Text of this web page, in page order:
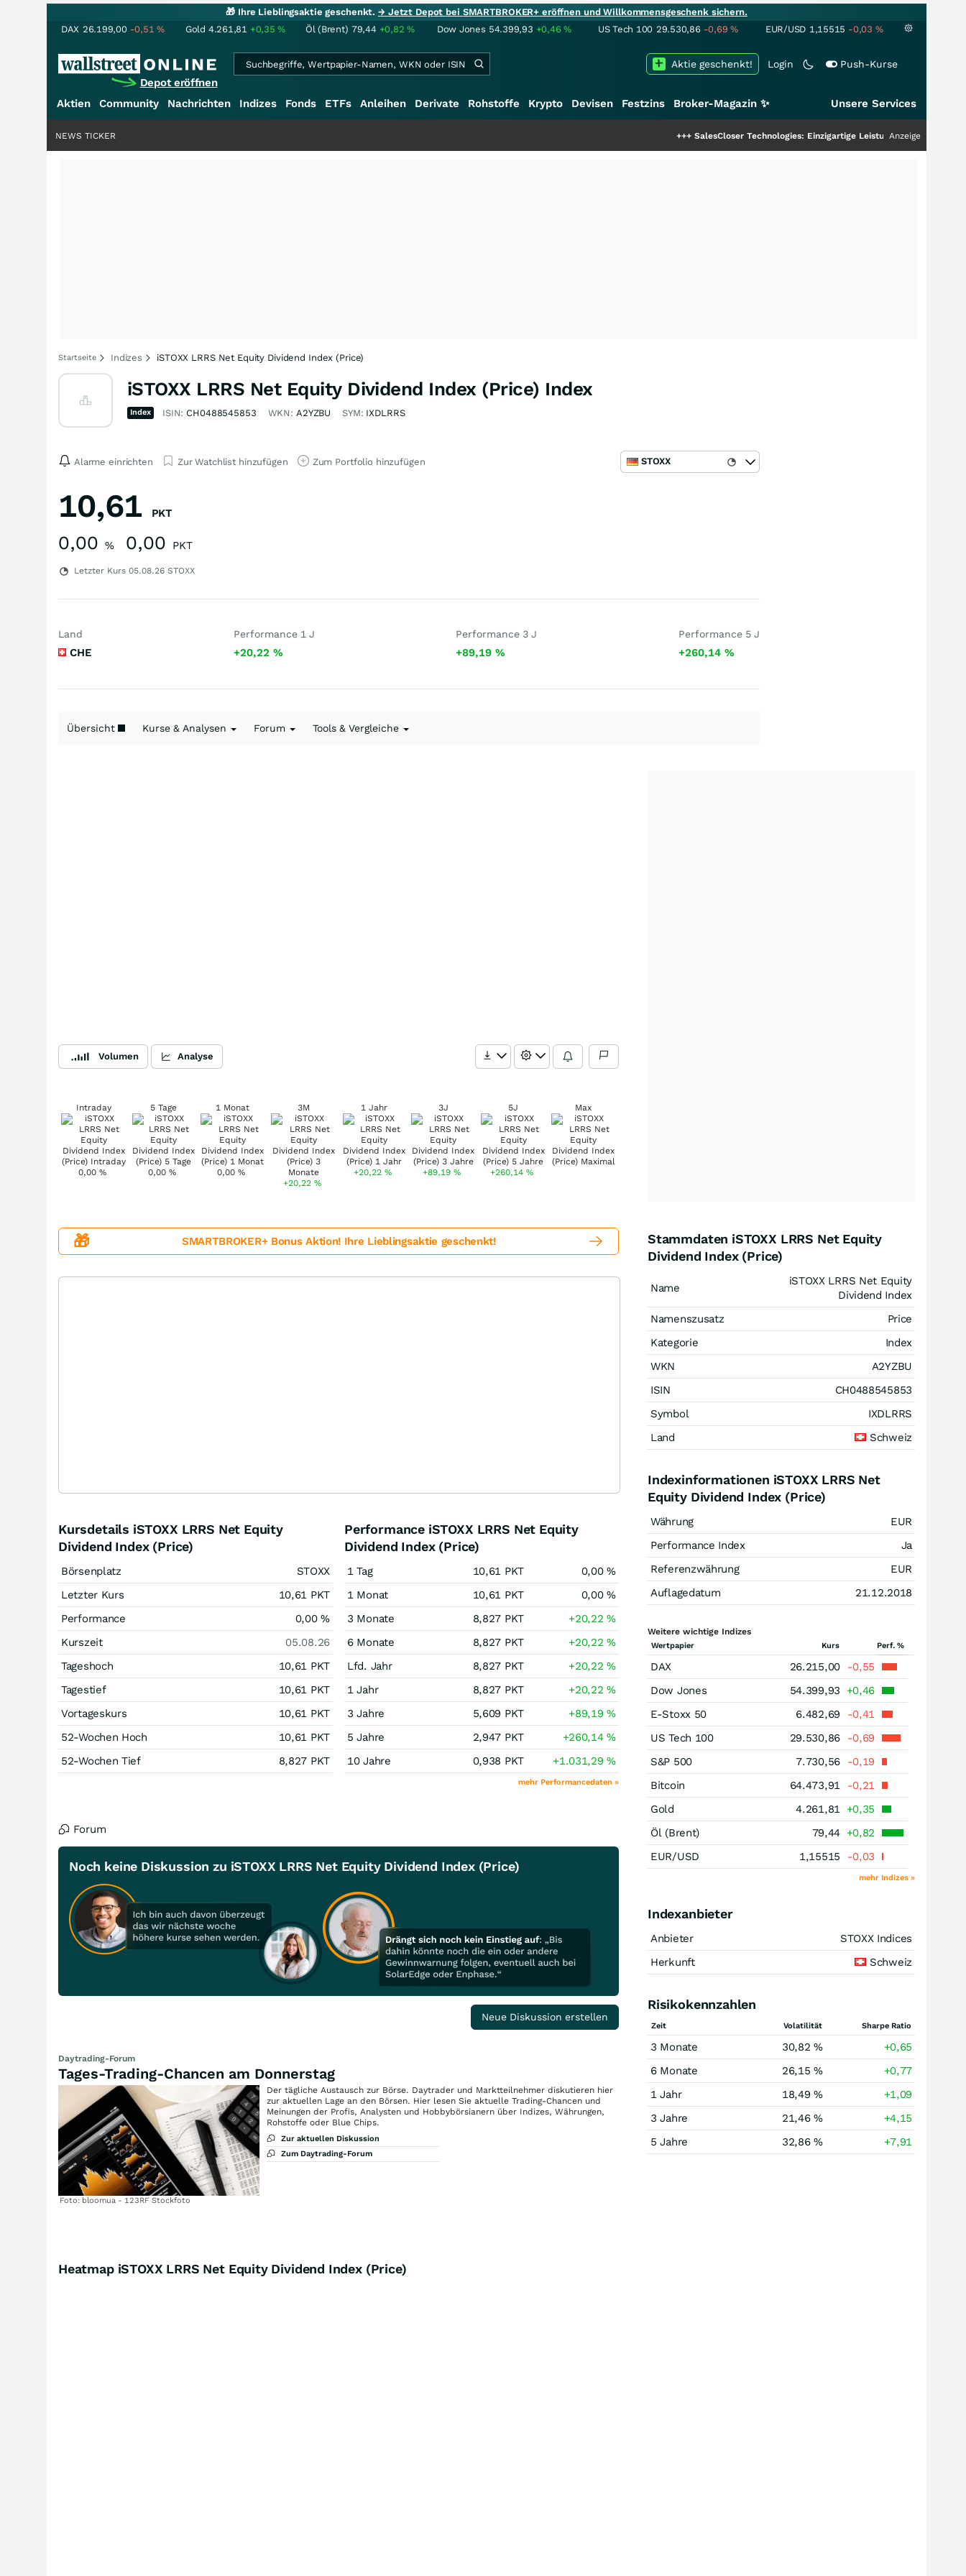
🎁 Ihre Lieblingsaktie geschenkt.→ Jetzt Depot bei SMARTBROKER+ eröffnen und Willkommensgeschenk sichern.
DAX 26.199,00 -0,51% Gold 4.261,81 +0,35% Öl (Brent) 79,44 +0,82% Dow Jones 54.399,93 +0,46% US Tech 100 29.530,86 -0,69% EUR/USD 1,15515 -0,03 %
Depot eröffnen
Login Push-Kurse
Aktie geschenkt!
Aktien Community Nachrichten Indizes Fonds ETFs Anleihen Derivate Rohstoffe Krypto Devisen Festzins Broker-Magazin ✨ Unsere Services
SalesCloser Technologies: Einzigartige Leistung zieht die Top-Dogs an!
Anzeige
NEWS TICKER
Startseite Indizes iSTOXX LRRS Net Equity Dividend Index (Price)
iSTOXX LRRS Net Equity Dividend Index (Price) Index
Index ISIN: CH0488545853 WKN: A2YZBU SYM: IXDLRRS
Alarme einrichten Zur Watchlist hinzufügen Zum Portfolio hinzufügen STOXX
10,61 PKT
0,00 % 0,00 PKT
Letzter Kurs 05.08.26 STOXX
Land
CHE
Performance 1 J
+20,22 %
Performance 3 J
+89,19%
Performance 5 J
+260,14 %
Übersicht Kurse & Analysen Forum Tools & Vergleiche
Volumen Analyse
Intraday
0,00 %
5 Tage
0,00 %
1 Monat
0,00%
3M
+20,22%
1 Jahr
+20,22%
3J
+89,19%
5J
+260,14%
Max
🎁 SMARTBROKER+ Bonus Aktion! Ihre Lieblingsaktie geschenkt!
Kursdetails iSTOXX LRRS Net Equity
Dividend Index (Price)
Börsenplatz
STOXX
Letzter Kurs
10,61 PKT
Performance
0,00%
Kurszeit
05.08.26
Tageshoch
10,61 PKT
Tagestief
10,61 PKT
Vortageskurs
10,61 PKT
52-Wochen Hoch
10,61 PKT
52-Wochen Tief
8,827 PKT
Performance iSTOXX LRRS Net Equity
Dividend Index (Price)
1 Tag 10,61 PKT 0,00%
1 Monat
10,61 PKT 0,00%
3 Monate
8,827 PKT +20,22%
6 Monate
8,827 PKT +20,22%
Lfd. Jahr
8,827 PKT +20,22%
1 Jahr
8,827 PKT +20,22%
3 Jahre
5,609 PKT +89,19%
5 Jahre
2,947 PKT +260,14%
10 Jahre
0,938 PKT +1.031,29%
mehr Performancedaten »
Forum
Noch keine Diskussion zu iSTOXX LRRS Net Equity Dividend Index (Price)
Neue Diskussion erstellen
Daytrading-Forum
Tages-Trading-Chancen am Donnerstag
Foto: bloomua - 123RF Stockfoto
Der tägliche Austausch zur Börse. Daytrader und Marktteilnehmer diskutieren hier
zur aktuellen Lage an den Börsen. Hier lesen Sie aktuelle Trading-Chancen und
Meinungen der Profis, Analysten und Hobbybörsianern über Indizes, Währungen,
Rohstoffe oder Blue Chips.
Zur aktuellen Diskussion
Zum Daytrading-Forum
Stammdaten iSTOXX LRRS Net Equity
Dividend Index (Price)
Name
iSTOXX LRRS Net Equity
Dividend Index
Namenszusatz
Price
Kategorie
Index
WKN
A2YZBU
ISIN
CH0488545853
Symbol
IXDLRRS
Land
Schweiz
Indexinformationen iSTOXX LRRS Net
Equity Dividend Index (Price)
Währung
EUR
Performance Index
Ja
Referenzwährung
EUR
Auflagedatum
21.12.2018
Weitere wichtige Indizes
Wertpapier Kurs Perf. %
DAX 26.215,00
-0,55
Dow Jones
54.399,93
+0,46
E-Stoxx 50
6.482,69
-0,41
US Tech 100
29.530,86
-0,69
S&P 500
7.730,56
-0,19
Bitcoin
64.473,91
-0,21
Gold
4.261,81 +0,35
Öl (Brent)
79,44 +0,82
EUR/USD
1,15515 -0,03
mehr Indizes »
Indexanbieter
Anbieter
STOXX Indices
Herkunft
Schweiz
Risikokennzahlen
Zeit Volatilität Sharpe Ratio
3 Monate 30,82 %
+0,65
6 Monate
26,15 %
+0,77
1 Jahr
18,49 %
+1,09
3 Jahre
21,46 %
+4,15
5 Jahre
32,86 % +7,91
Heatmap iSTOXX LRRS Net Equity Dividend Index (Price)